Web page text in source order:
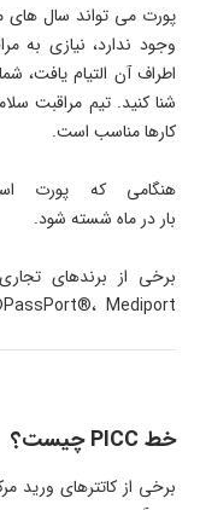
پورت می­ تواند سال ­های
وجود ندارد، نیازی به
اطراف آن التیام یافت،
شنا کنید. تیم مراقبت
کارها مناسب است.
هنگامی­ که پورت
بار در ماه شسته شود.
PassPort®، Mediport® و Infusaport® هستند.
خط PICC چیست؟
برخی از کاتترهای ورید